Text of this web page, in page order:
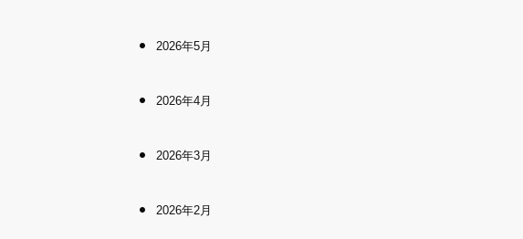
2026年5月
2026年4月
2026年3月
2026年2月